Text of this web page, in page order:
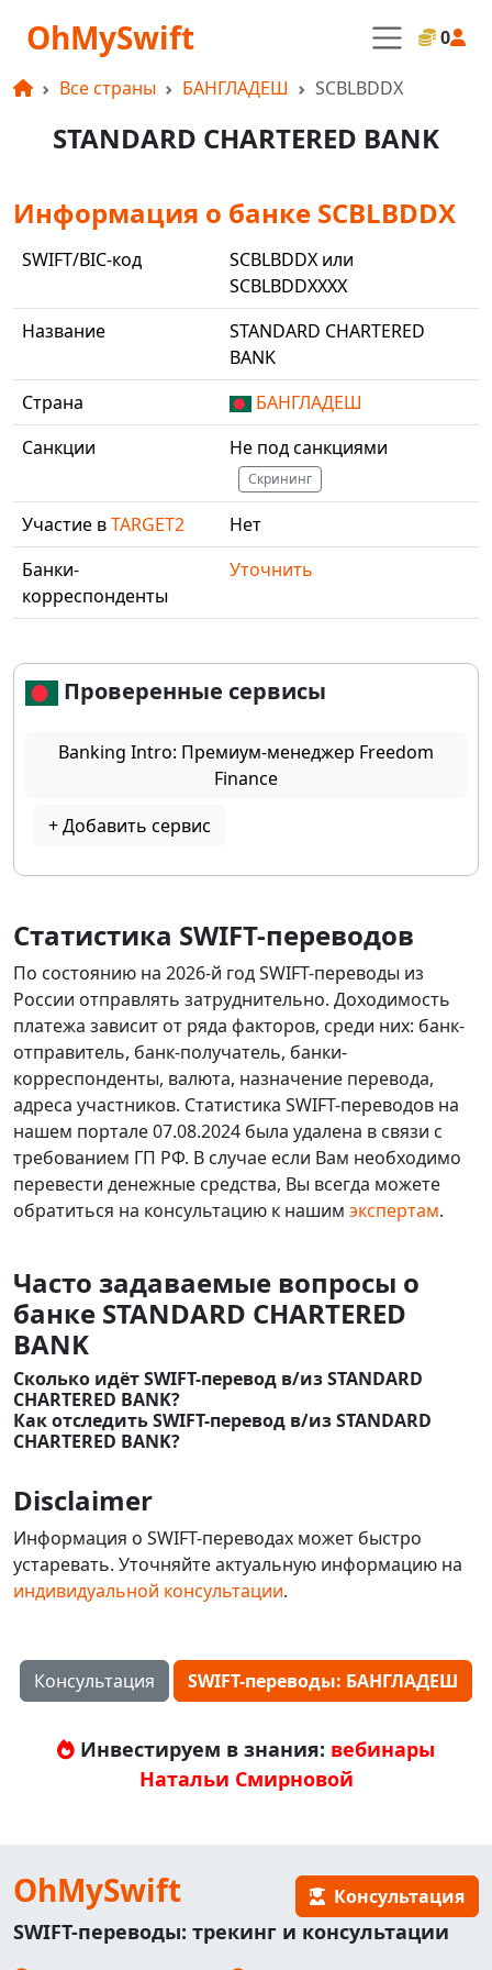
OhMySwift 0
Все страны БАНГЛАДЕШ SCBLBDDX
STANDARD CHARTERED BANK
Информация о банке SCBLBDDX
SWIFT/BIC-код
SCBLBDDX или
SCBLBDDXXXX
Название
STANDARD CHARTERED
BANK
Страна
БАНГЛАДЕШ
Санкции
Не под санкциями
Скрининг
Участие вTARGET2
Нет
Банки-
корреспонденты
Уточнить
Проверенные сервисы
Banking Intro: Премиум-менеджер Freedom
Finance
+ Добавить сервис
Статистика SWIFT-переводов
По состоянию на 2026-й год SWIFT-переводы из
России отправлять затруднительно. Доходимость
платежа зависит от ряда факторов, среди них: банк-
отправитель, банк-получатель, банки-
корреспонденты, валюта, назначение перевода,
адреса участников. Статистика SWIFT-переводов на
нашем портале 07.08.2024 была удалена в связи с
требованием ГП РФ. В случае если Вам необходимо
перевести денежные средства, Вы всегда можете
обратиться на консультацию к нашим экспертам.
Часто задаваемые вопросы о
банке STANDARD CHARTERED
BANK
Сколько идёт SWIFT-перевод в/из STANDARD
CHARTERED BANK?
Как отследить SWIFT-перевод в/из STANDARD
CHARTERED BANK?
Disclaimer
Информация о SWIFT-переводах может быстро
устаревать. Уточняйте актуальную информацию на
индивидуальной консультации.
Консультация SWIFT-переводы: БАНГЛАДЕШ
Инвестируем в знания: вебинары
Натальи Смирновой
OhMySwift Консультация
SWIFT-переводы: трекинг и консультации